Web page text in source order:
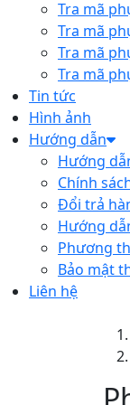
Tra mã
Tra mã
Tra mã
Tra mã
Tin tức
Hình ảnh
Hướng dẫn
Hướng
Chính
Đổi trả
Hướng
Phương
Bảo mật
Liên hệ